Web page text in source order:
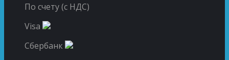
По счету (с НДС)
Visa
Сбербанк